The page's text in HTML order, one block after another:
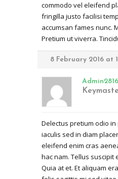
commodo vel eleifend
fringilla justo facilisi
accumsan fames nunc.
Pretium ut viverra.
8 February 2016 at
Admin2816
Delectus pretium odio
iaculis sed in diam
eleifend enim cras
hac nam. Tellus suscipit
Quia at et. Et aliquam